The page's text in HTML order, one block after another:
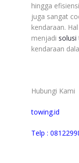
hingga
juga sangat
kendaraan.
menjadi solusi
kendaraan
Hubungi Kami
towing.id
Telp :